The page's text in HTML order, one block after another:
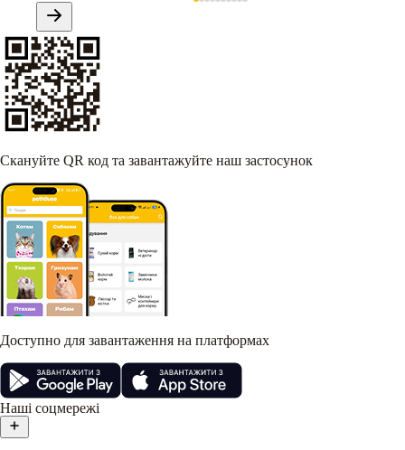
Скануйте QR код та завантажуйте наш застосунок
Доступно для завантаження на платформах
Наші соцмережі